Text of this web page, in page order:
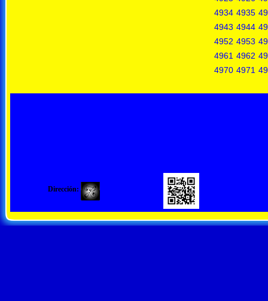
4934 4935
4943 4944
4952 4953
4961 4962
4970 4971
Dirección: